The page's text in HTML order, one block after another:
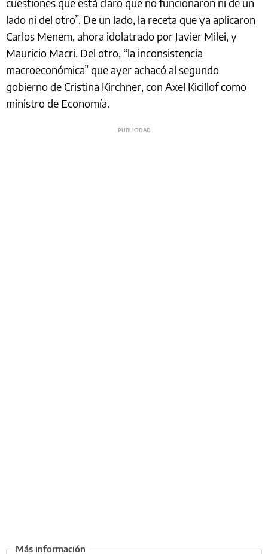
cuestiones que está claro que no funcionaron ni de un
lado ni del otro”. De un lado, la receta que ya aplicaron
Carlos Menem, ahora idolatrado por Javier Milei, y
Mauricio Macri. Del otro, “la inconsistencia
macroeconómica” que ayer achacó al segundo
gobierno de Cristina Kirchner, con Axel Kicillof como
ministro de Economía.